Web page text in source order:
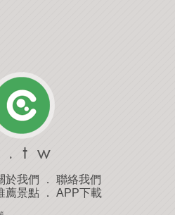
於我們 ． 聯絡我們
薦景點． APP下載